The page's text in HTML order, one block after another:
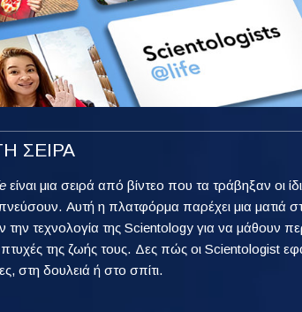
ΣΕΙΡΑ
είναι μια σειρά από βίντεο που τα τράβηξαν
Αυτή η πλατφόρμα παρέχει μια
την τεχνολογία της Scientology για να μάθουν
της ζωής τους. Δες πώς οι Scientologist
στη δουλειά ή στο σπίτι.